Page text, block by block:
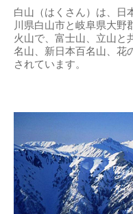
白山（はくさん）は、日
川県白山市と岐阜県大野
火山で、富士山、立山と
名山、新日本百名山、花
されています。